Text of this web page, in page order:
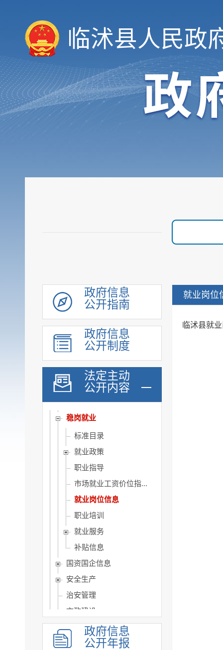
临沭县人民政
政府信息
公开指南
政府信息
公开制度
法定主动
公开内容
领导信息
机构职能
履职依据
会议公开
决策公开
规划计划
行政权力
公共法律服务
审计公开
双随机一公开
信用信息
价格与减税降费
旅游
市场监管
稳岗就业
标准目录
就业政策
职业指导
市场就业工资价位指...
就业岗位信息
职业培训
就业服务
补贴信息
国资国企信息
安全生产
治安管理
市政建设
涉农补贴
乡村振兴
政府信息
公开年报
就业岗位
临沭县就